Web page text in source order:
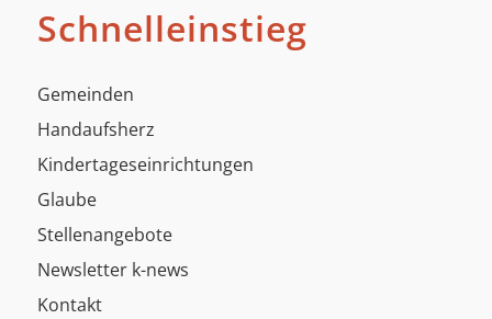
Schnelleinstieg
Gemeinden
Handaufsherz
Kindertageseinrichtungen
Glaube
Stellenangebote
Newsletter k-news
Kontakt